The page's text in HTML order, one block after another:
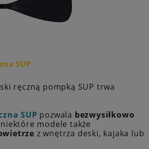
SUP
ręczną pompką SUP trwa
SUP pozwala bezwysiłkowo
modele także
z wnętrza deski, kajaka lub